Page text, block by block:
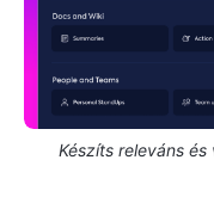
Készíts releváns